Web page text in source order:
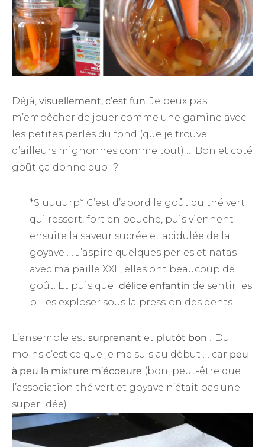
Déjà, visuellement, c’est fun . Je peux pas
m’empêcher de jouer comme une gamine avec
les petites perles du fond (que je trouve
d’ailleurs mignonnes comme tout) … Bon et coté
goût ça donne quoi ?
*Sluuuurp* C’est d’abord le goût du thé vert
qui ressort, fort en bouche, puis viennent
ensuite la saveur sucrée et acidulée de la
goyave … J’aspire quelques perles et natas
avec ma paille XXL, elles ont beaucoup de
goût. Et puis quel délice enfantin de sentir les
billes exploser sous la pression des dents.
L’ensemble est surprenant et plutôt bon ! Du
moins c’est ce que je me suis au début … car peu
à peu la mixture m’écoeure (bon, peut-être que
l’association thé vert et goyave n’était pas une
super idée).